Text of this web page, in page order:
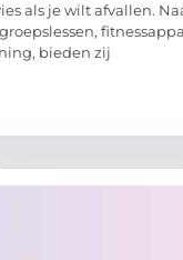
als je wilt afvallen.
bieden zij